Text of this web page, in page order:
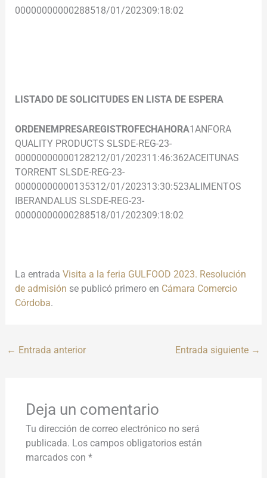
00000000000288518/01/202309:18:02
LISTADO DE SOLICITUDES EN LISTA DE ESPERA
ORDENEMPRESAREGISTROFECHAHORA1ANFORA
QUALITY PRODUCTS SLSDE-REG-23-
00000000000128212/01/202311:46:362ACEITUNAS
TORRENT SLSDE-REG-23-
00000000000135312/01/202313:30:523ALIMENTOS
IBERANDALUS SLSDE-REG-23-
00000000000288518/01/202309:18:02
La entrada Visita a la feria GULFOOD 2023. Resolución
de admisión se publicó primero en Cámara Comercio
Córdoba.
← Entrada anterior Entrada siguiente →
Deja un comentario
Tu dirección de correo electrónico no será
publicada. Los campos obligatorios están
marcados con *